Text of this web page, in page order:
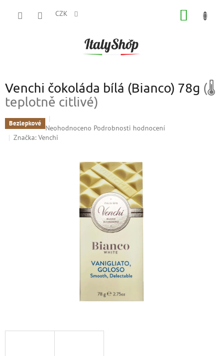
CZK
Venchi čokoláda bílá (Bianco) 78g (🌡
teplotně citlivé)
Bezlepkové Průměrné
hodnocení
Neohodnoceno Podrobnosti hodnocení
Značka: Venchi